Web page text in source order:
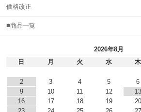
価格改正
■商品一覧
2026年8月
日
月 火 水 木
2
3 4 5 6
9
10 11 12 13
16
17 18 19 20